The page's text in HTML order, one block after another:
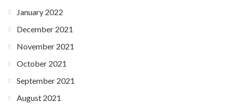
January 2022
December 2021
November 2021
October 2021
September 2021
August 2021